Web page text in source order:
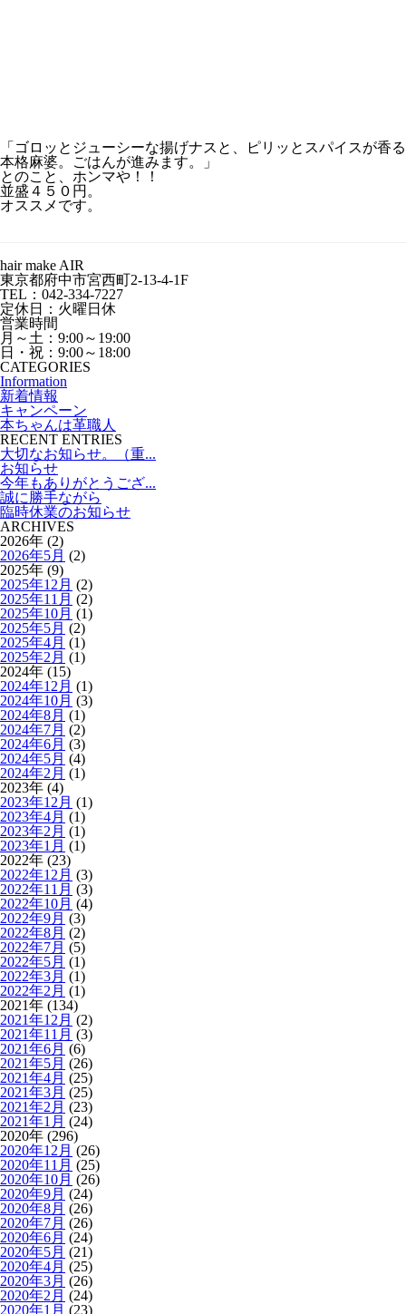
「ゴロッとジューシーな揚げナスと、ピリッとスパイスが香る
本格麻婆。ごはんが進みます。」
とのこと、ホンマや！！
並盛４５０円。
オススメです。
hair make AIR
東京都府中市宮西町2-13-4-1F
TEL：042-334-7227
定休日：火曜日休
営業時間
月～土：9:00～19:00
日・祝：9:00～18:00
CATEGORIES
Information
新着情報
キャンペーン
本ちゃんは革職人
RECENT ENTRIES
大切なお知らせ。（重...
お知らせ
今年もありがとうござ...
誠に勝手ながら
臨時休業のお知らせ
ARCHIVES
2026年 (2)
2026年5月 (2)
2025年 (9)
2025年12月 (2)
2025年11月 (2)
2025年10月 (1)
2025年5月 (2)
2025年4月 (1)
2025年2月 (1)
2024年 (15)
2024年12月 (1)
2024年10月 (3)
2024年8月 (1)
2024年7月 (2)
2024年6月 (3)
2024年5月 (4)
2024年2月 (1)
2023年 (4)
2023年12月 (1)
2023年4月 (1)
2023年2月 (1)
2023年1月 (1)
2022年 (23)
2022年12月 (3)
2022年11月 (3)
2022年10月 (4)
2022年9月 (3)
2022年8月 (2)
2022年7月 (5)
2022年5月 (1)
2022年3月 (1)
2022年2月 (1)
2021年 (134)
2021年12月 (2)
2021年11月 (3)
2021年6月 (6)
2021年5月 (26)
2021年4月 (25)
2021年3月 (25)
2021年2月 (23)
2021年1月 (24)
2020年 (296)
2020年12月 (26)
2020年11月 (25)
2020年10月 (26)
2020年9月 (24)
2020年8月 (26)
2020年7月 (26)
2020年6月 (24)
2020年5月 (21)
2020年4月 (25)
2020年3月 (26)
2020年2月 (24)
2020年1月 (23)